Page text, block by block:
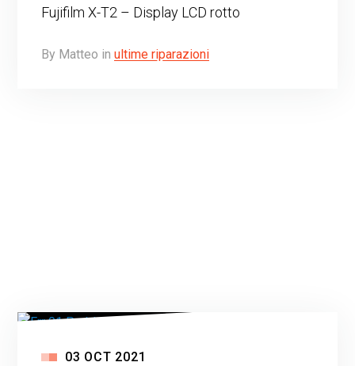
Fujifilm X-T2 – Display LCD rotto
By Matteo in ultime riparazioni
03 OCT 2021